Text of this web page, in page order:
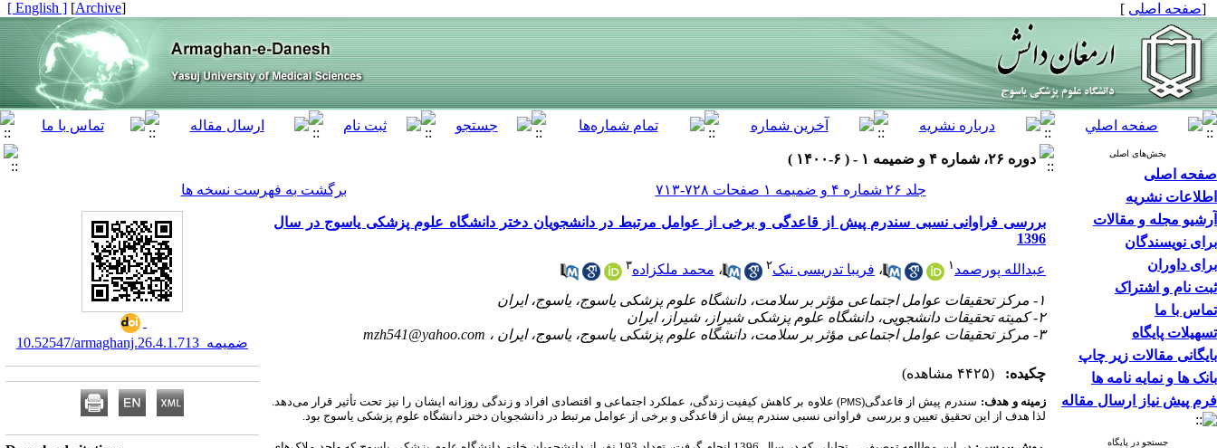
[صفحه اصلی ]
[
Archive
]
[ English ]
بخش‌های اصلی
صفحه اصلی
اطلاعات نشریه
آرشیو مجله و مقالات
برای نویسندگان
برای داوران
ثبت نام و اشتراک
تماس با ما
تسهیلات پایگاه
بایگانی مقالات زیر چاپ
بانک ها و نمایه نامه ها
فرم پیش نیاز ارسال مقاله
جستجو در پایگاه
دوره ۲۶، شماره ۴ و ضمیمه ۱ - ( ۶-۱۴۰۰ )
جلد ۲۶ شماره ۴ و ضمیمه ۱ صفحات ۷۲۸-۷۱۳
برگشت به فهرست نسخه ها
بررسی فراوانی نسبی سندرم پیش از قاعدگی و برخی از عوامل مرتبط در دانشجویان دختر دانشگاه علوم پزشکی یاسوج در سال
1396
عبدالله پورصمد ۱ ، فریبا تدریسی نیک۲ ، محمد ملکزاده۳
۱- مرکز تحقیقات عوامل اجتماعی مؤثر بر سلامت، دانشگاه علوم پزشکی یاسوج، یاسوج، ایران
۲- کمیته تحقیقات دانشجویی، دانشگاه علوم پزشکی شیراز، شیراز، ایران
۳- مرکز تحقیقات عوامل اجتماعی مؤثر بر سلامت، دانشگاه علوم پزشکی یاسوج، یاسوج، ایران ،
mzh541@yahoo.com
چکیده: (۴۴۲۵ مشاهده)
زمینه و هدف: سندرم پیش از قاعدگی(PMS) علاوه بر کاهش کیفیت زندگی، عملکرد اجتماعی و اقتصادی افراد و زندگی روزانه ایشان را نیز تحت تأثیر قرار می‌دهد.
لذا هدف از این تحقیق تعیین و بررسی فراوانی نسبی سندرم پیش از قاعدگی و برخی از عوامل مرتبط در دانشجویان دختر دانشگاه علوم پزشکی یاسوج بود.
10.52547/armaghanj.26.4.ضمیمه_1.713